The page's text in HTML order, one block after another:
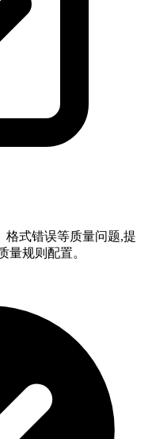
格式错误等质量问题,提
量规则配置。